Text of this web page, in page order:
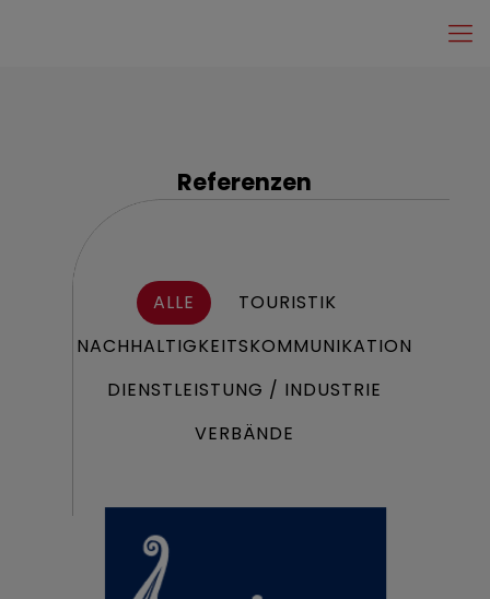
Referenzen
ALLE
TOURISTIK
NACHHALTIGKEITSKOMMUNIKATION
DIENSTLEISTUNG / INDUSTRIE
VERBÄNDE